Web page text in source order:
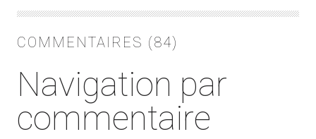
COMMENTAIRES (84)
Navigation par
commentaire